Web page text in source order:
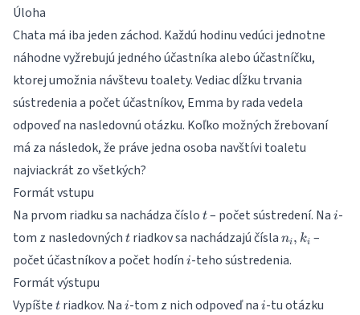
Úloha
Chata má iba jeden záchod. Každú hodinu vedúci jednotne
náhodne vyžrebujú jedného účastníka alebo účastníčku,
ktorej umožnia návštevu toalety. Vediac dĺžku trvania
sústredenia a počet účastníkov, Emma by rada vedela
odpoveď na nasledovnú otázku. Koľko možných žrebovaní
má za následok, že práve jedna osoba navštívi toaletu
najviackrát zo všetkých?
Formát vstupu
Na prvom riadku sa nachádza číslo t
t– počet sústredení. Na i
i-
tom z nasledovných t
t riadkov sa nachádzajú čísla n_i,
ni, ki –
počet účastníkov a počet hodín i
i-teho sústredenia.
Formát výstupu
Vypíšte t
t riadkov. Na i
i-tom z nich odpoveď na i
i-tu otázku